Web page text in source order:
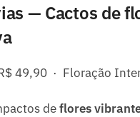
— Cactos de
49,90 · Floração
deflores